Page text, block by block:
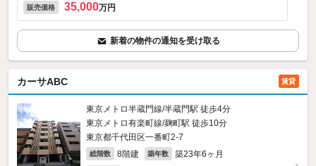
販売価格 35,000万円
新着の物件の通知を受け取る
カーサABC 賃貸
東京メトロ半蔵門線/半蔵門駅 徒歩4分
東京メトロ有楽町線/麹町駅 徒歩10分
東京都千代田区一番町2‐7
総階数 8階建 築年数 築23年6ヶ月